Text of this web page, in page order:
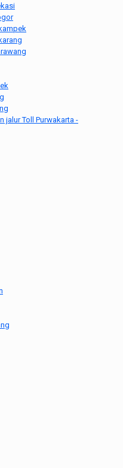
jalur Toll Purwakarta -